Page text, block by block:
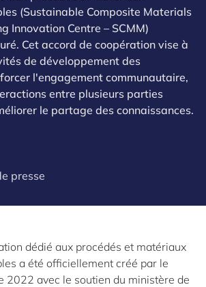
(Sustainable Composite Materials
Innovation Centre – SCMM)
Cet accord de coopération vise à
de développement des
l'engagement communautaire,
entre plusieurs parties
le partage des connaissances.
presse
dédié aux procédés et matériaux
a été officiellement créé par le
2022 avec le soutien du ministère de